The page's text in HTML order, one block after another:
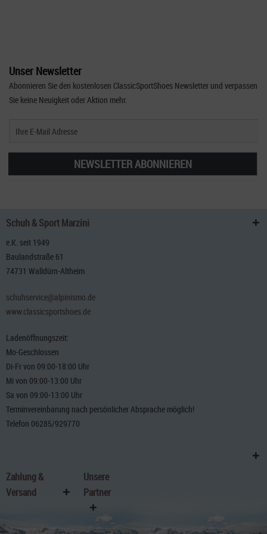
Unser Newsletter
Abonnieren Sie den kostenlosen ClassicSportShoes Newsletter und verpassen
Sie keine Neuigkeit oder Aktion mehr.
NEWSLETTER ABONNIEREN
Schuh & Sport Marzini
e.K. seit 1949
Baulandstraße 61
74731 Walldürn-Altheim
schuhservice@alpinismo.de
www.classicsportshoes.de
Ladenöffnungszeit:
Mo-Geschlossen
Di-Fr von 09:00-18:00 Uhr
Mi von 09:00-13:00 Uhr
Sa von 09:00-13:00 Uhr
Terminvereinbarung nach persönlicher Absprache möglich!
Telefon 06285/929770
Zahlung &
Versand
Unsere
Partner